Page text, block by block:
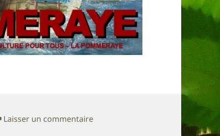
Laisser un commentairesur 31ème Exposition La